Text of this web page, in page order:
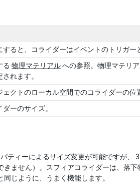
すると、コライダーはイベントのトリガー
る 物理マテリアルへの参照。物理マテリ
れます。
ェクトのローカル空間でのコライダーの位
ダーのサイズ。
ティーによるサイズ変更が可能ですが、
きません）。スフィアコライダーは、落
じように、うまく機能します。